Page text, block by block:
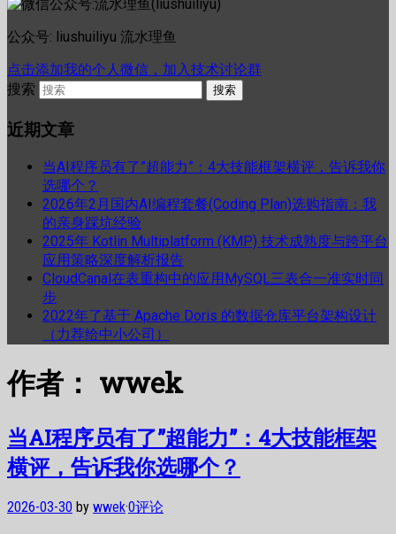
公众号: liushuiliyu 流水理鱼
点击添加我的个人微信，加入技术讨论群
搜索
近期文章
当AI程序员有了”超能力”：4大技能框架横评，告诉我你
选哪个？
2026年2月国内AI编程套餐(Coding Plan)选购指南：我
的亲身踩坑经验
2025年 Kotlin Multiplatform (KMP) 技术成熟度与跨平台
应用策略深度解析报告
CloudCanal在表重构中的应用MySQL三表合一准实时同
步
2022年了基于 Apache Doris 的数据仓库平台架构设计
（力荐给中小公司）
作者： wwek
当AI程序员有了”超能力”：4大技能框架
横评，告诉我你选哪个？
2026-03-30 by wwek·0评论